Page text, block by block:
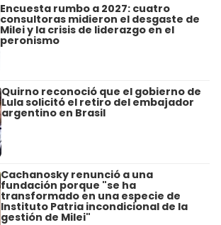
Encuesta rumbo a 2027: cuatro
consultoras midieron el desgaste de
Milei y la crisis de liderazgo en el
peronismo
Quirno reconoció que el gobierno de
Lula solicitó el retiro del embajador
argentino en Brasil
Cachanosky renunció a una
fundación porque "se ha
transformado en una especie de
Instituto Patria incondicional de la
gestión de Milei"